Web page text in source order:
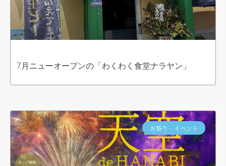
7月ニューオープンの「わくわく食堂ナラヤン」
お祭り・イベント